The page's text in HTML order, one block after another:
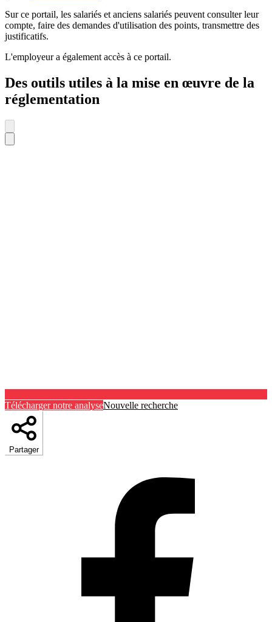
Sur ce portail, les salariés et anciens salariés peuvent consulter leur
compte, faire des demandes d'utilisation des points, transmettre des
justificatifs.
L'employeur a également accès à ce portail.
Des outils utiles à la mise en œuvre de la
réglementation
Télécharger notre analyseNouvelle recherche
Partager